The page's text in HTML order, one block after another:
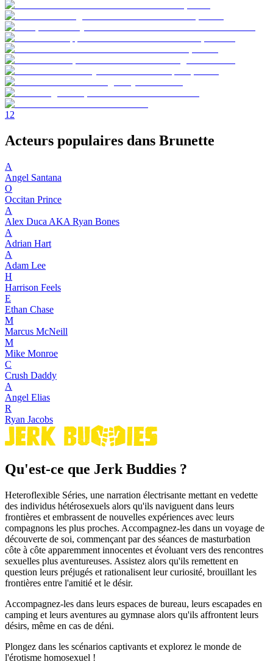
1 2
Acteurs populaires dans Brunette
A
Angel Santana
O
Occitan Prince
A
Alex Duca AKA Ryan Bones
A
Adrian Hart
A
Adam Lee
H
Harrison Feels
E
Ethan Chase
M
Marcus McNeill
M
Mike Monroe
C
Crush Daddy
A
Angel Elias
R
Ryan Jacobs
Qu'est-ce que Jerk Buddies ?
Heteroflexible Séries, une narration électrisante mettant en vedette
des individus hétérosexuels alors qu'ils naviguent dans leurs
frontières et embrassent de nouvelles expériences avec leurs
compagnons les plus proches. Accompagnez-les dans un voyage de
découverte de soi, commençant par des séances de masturbation
côte à côte apparemment innocentes et évoluant vers des rencontres
sexuelles plus aventureuses. Assistez alors qu'ils remettent en
question leurs préjugés et rationalisent leur curiosité, brouillant les
frontières entre l'amitié et le désir.
Accompagnez-les dans leurs espaces de bureau, leurs escapades en
camping et leurs aventures au gymnase alors qu'ils affrontent leurs
désirs, même en cas de déni.
Plongez dans les scénarios captivants et explorez le monde de
l'érotisme homosexuel !